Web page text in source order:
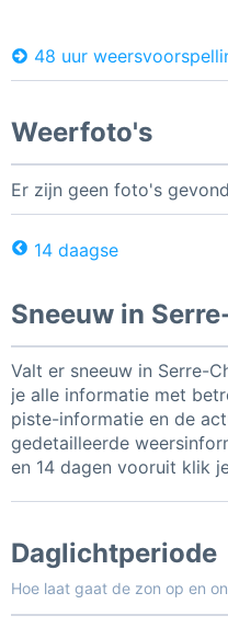
48 uur
Weerfoto's
Er zijn geen foto's
14 daagse
Sneeuw in
Valt er sneeuw in Serre-
je alle informatie met
piste-informatie en de
gedetailleerde
en 14 dagen vooruit klik
Daglichtperiode
Hoe laat gaat de zon op en